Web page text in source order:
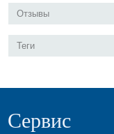
Отзывы
Теги
Сервис